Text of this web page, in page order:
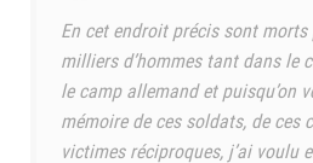
En cet endroit précis sont
milliers d’hommes tant dans le
le camp allemand et puisqu’on
mémoire de ces soldats, de ces
victimes réciproques, j’ai voulu